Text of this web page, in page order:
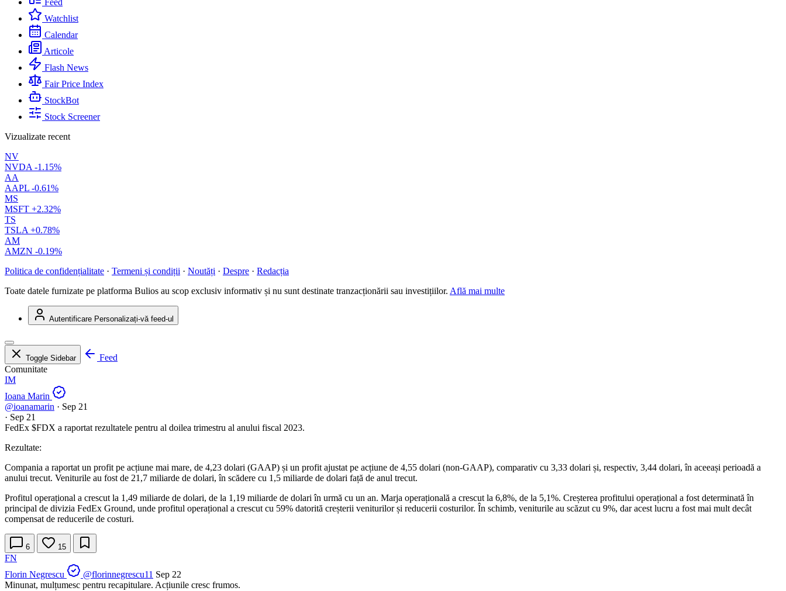
Feed
Watchlist
Calendar
Articole
Flash News
Fair Price Index
StockBot
Stock Screener
Vizualizate recent
NV
NVDA -1.15%
AA
AAPL -0.61%
MS
MSFT +2.32%
TS
TSLA +0.78%
AM
AMZN -0.19%
Politica de confidențialitate · Termeni și condiții · Noutăți · Despre · Redacția
Toate datele furnizate pe platforma Bulios au scop exclusiv informativ și nu sunt destinate tranzacționării sau investițiilor. Află mai multe
Autentificare Personalizați-vă feed-ul
Toggle Sidebar
Feed
Comunitate
IM
Ioana Marin
@ioanamarin · Sep 21
· Sep 21
FedEx $FDX a raportat rezultatele pentru al doilea trimestru al anului fiscal 2023.
Rezultate:
Compania a raportat un profit pe acțiune mai mare, de 4,23 dolari (GAAP) și un profit ajustat pe acțiune de 4,55 dolari (non-GAAP), comparativ cu 3,33 dolari și, respectiv, 3,44 dolari, în aceeași perioadă a
anului trecut. Veniturile au fost de 21,7 miliarde de dolari, în scădere cu 1,5 miliarde de dolari față de anul trecut.
Profitul operațional a crescut la 1,49 miliarde de dolari, de la 1,19 miliarde de dolari în urmă cu un an. Marja operațională a crescut la 6,8%, de la 5,1%. Creșterea profitului operațional a fost determinată în
principal de divizia FedEx Ground, unde profitul operațional a crescut cu 59% datorită creșterii veniturilor și reducerii costurilor. În schimb, veniturile au scăzut cu 9%, dar acest lucru a fost mai mult decât
compensat de reducerile de costuri.
6 15
FN
Florin Negrescu
@florinnegrescu11 Sep 22
Minunat, mulțumesc pentru recapitulare. Acțiunile cresc frumos.